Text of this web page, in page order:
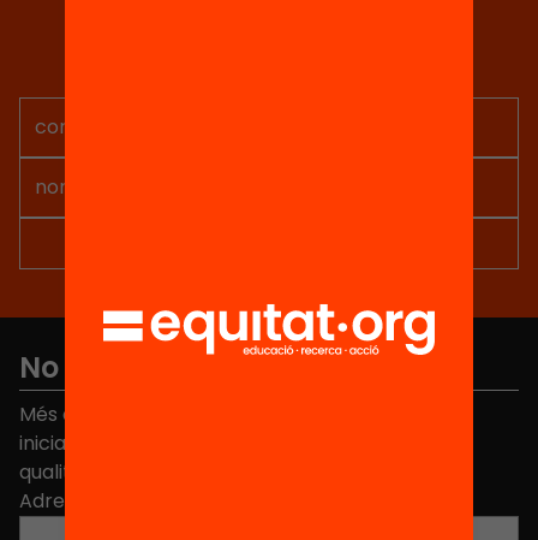
No et perdis res
Més de 40.000 persones ja han triat Equitat. Rep
iniciatives, propostes i projectes per millorar la
qualitat de l'educació a Catalunya.
Adreça electrònica